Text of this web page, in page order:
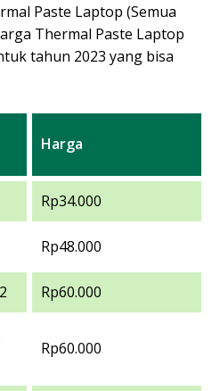
Paste Laptop (Semua
Thermal Paste Laptop
tahun 2023 yang bisa
Harga
Rp34.000
Rp48.000
Rp60.000
Rp60.000